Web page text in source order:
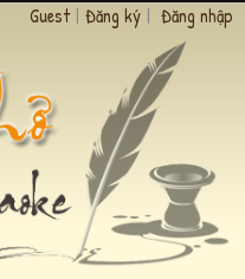
Guest | Đăng ký | Đăng nhập